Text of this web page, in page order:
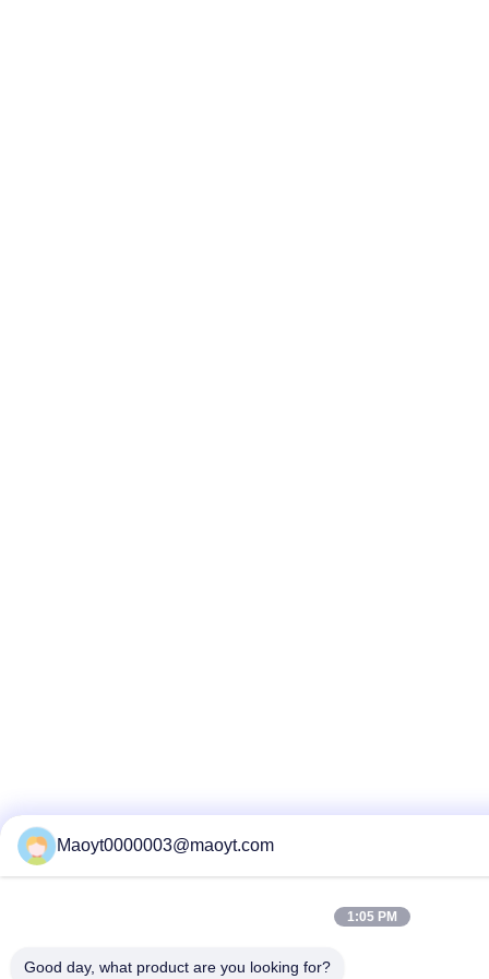
Maoyt0000003@maoyt.com
1:05 PM
Good day, what product are you looking for?